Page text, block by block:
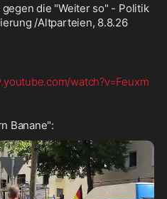
die "Weiter so" - Politik
/Altparteien, 8.8.26
watch?v=Feuxm
Banane":